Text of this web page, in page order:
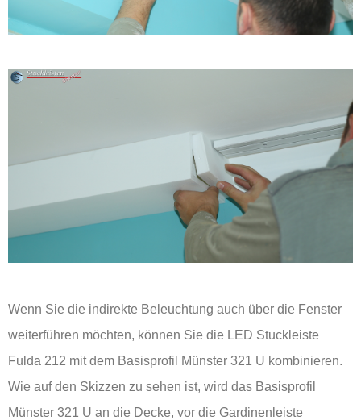
Wenn Sie die indirekte Beleuchtung auch über die Fenster
weiterführen möchten, können Sie die LED Stuckleiste
Fulda 212 mit dem Basisprofil Münster 321 U kombinieren.
Wie auf den Skizzen zu sehen ist, wird das Basisprofil
Münster 321 U an die Decke, vor die Gardinenleiste